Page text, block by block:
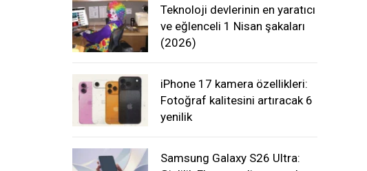
Teknoloji devlerinin en yaratıcı
ve eğlenceli 1 Nisan şakaları
(2026)
iPhone 17 kamera özellikleri:
Fotoğraf kalitesini artıracak 6
yenilik
Samsung Galaxy S26 Ultra: